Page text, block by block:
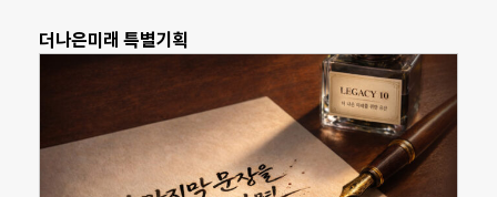
더나은미래 특별기획